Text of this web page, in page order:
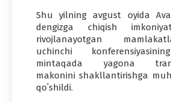
Shu yilning avgust oyida
dengizga chiqish
rivojlanayotgan
uchinchi
mintaqada yagona
makonini shakllantirishga
qoʻshildi.